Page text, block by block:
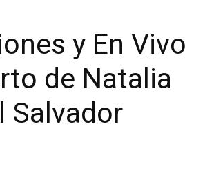
y En Vivo
de Natalia
Salvador